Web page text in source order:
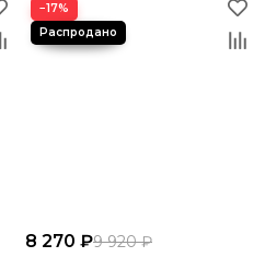
−17%
8 270 ₽9 920 ₽